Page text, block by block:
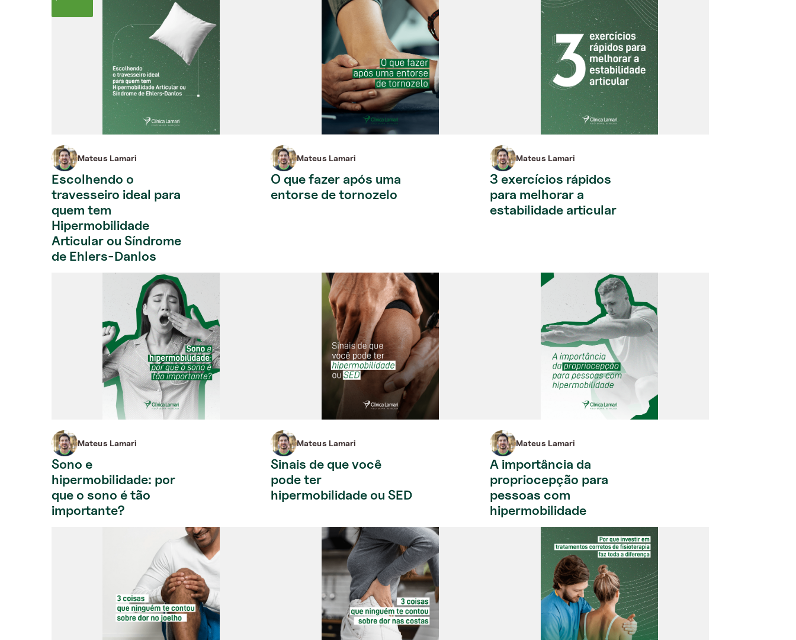
Mateus Lamari
Escolhendo o
travesseiro ideal para
quem tem
Hipermobilidade
Articular ou Síndrome
de Ehlers-Danlos
Mateus Lamari
O que fazer após uma
entorse de tornozelo
Mateus Lamari
3 exercícios rápidos
para melhorar a
estabilidade articular
Mateus Lamari
Sono e
hipermobilidade: por
que o sono é tão
importante?
Mateus Lamari
Sinais de que você
pode ter
hipermobilidade ou SED
Mateus Lamari
A importância da
propriocepção para
pessoas com
hipermobilidade